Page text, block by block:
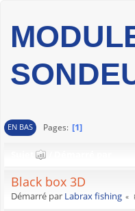
EN BAS Pages 1
Black box 3D
Démarré par Labrax fishing